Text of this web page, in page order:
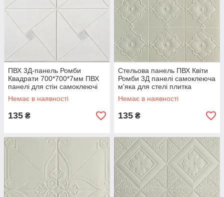
ПВХ 3Д-панель Ромби
Квадрати 700*700*7мм ПВХ
панелі для стін самоклеючі
зигзаги геометрія (372) SW-
00000880
Немає в наявності
135 ₴
Стельова панель ПВХ Квіти
Ромби 3Д панелі самоклеюча
м'яка для стелі плитка
700*700*6мм (163) SW-
00000184
Немає в наявності
135 ₴